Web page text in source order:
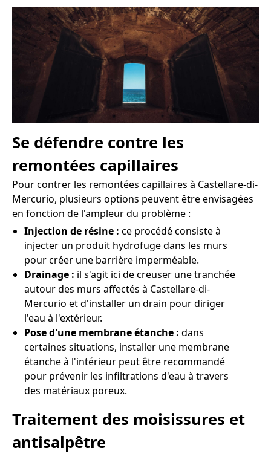
Se défendre contre les
remontées capillaires
Pour contrer les remontées capillaires à Castellare-di-
Mercurio, plusieurs options peuvent être envisagées
en fonction de l'ampleur du problème :
Injection de résine : ce procédé consiste à
injecter un produit hydrofuge dans les murs
pour créer une barrière imperméable.
Drainage : il s'agit ici de creuser une tranchée
autour des murs affectés à Castellare-di-
Mercurio et d'installer un drain pour diriger
l'eau à l'extérieur.
Pose d'une membrane étanche : dans
certaines situations, installer une membrane
étanche à l'intérieur peut être recommandé
pour prévenir les infiltrations d'eau à travers
des matériaux poreux.
Traitement des moisissures et
antisalpêtre